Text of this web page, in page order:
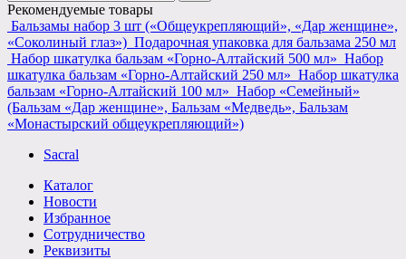
Рекомендуемые товары
Бальзамы набор 3 шт («Общеукрепляющий», «Дар женщине»,
«Соколиный глаз») Подарочная упаковка для бальзама 250 мл
Набор шкатулка бальзам «Горно-Алтайский 500 мл» Набор
шкатулка бальзам «Горно-Алтайский 250 мл» Набор шкатулка
бальзам «Горно-Алтайский 100 мл» Набор «Семейный»
(Бальзам «Дар женщине», Бальзам «Медведь», Бальзам
«Монастырский общеукрепляющий»)
Sacral
Каталог
Новости
Избранное
Сотрудничество
Реквизиты